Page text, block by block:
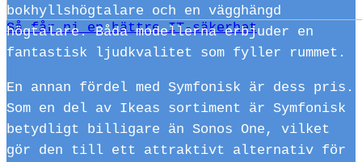
Så får ni en bättre IT-säkerhet
bokhyllshögtalare och en vägghängd
högtalare. Båda modellerna erbjuder en
fantastisk ljudkvalitet som fyller rummet.
En annan fördel med Symfonisk är dess pris.
Som en del av Ikeas sortiment är Symfonisk
betydligt billigare än Sonos One, vilket
gör den till ett attraktivt alternativ för